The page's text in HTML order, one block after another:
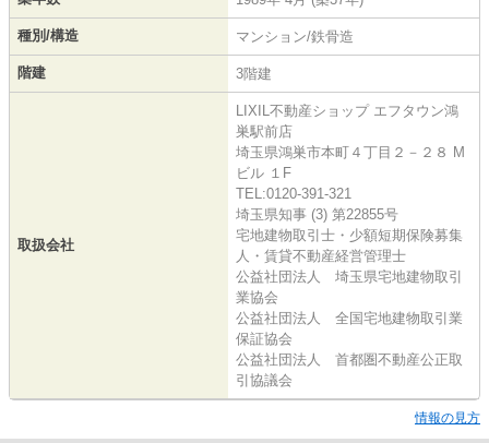
種別/構造 マンション/鉄骨造
階建 3階建
取扱会社
LIXIL不動産ショップ エフタウン鴻
巣駅前店
埼玉県鴻巣市本町４丁目２－２８ M
ビル １F
TEL:0120-391-321
埼玉県知事 (3) 第22855号
宅地建物取引士・少額短期保険募集
人・賃貸不動産経営管理士
公益社団法人 埼玉県宅地建物取引
業協会
公益社団法人 全国宅地建物取引業
保証協会
公益社団法人 首都圏不動産公正取
引協議会
情報の見方